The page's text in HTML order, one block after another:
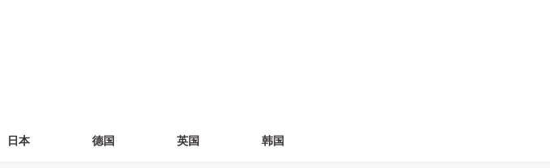
日本 德国 英国 韩国